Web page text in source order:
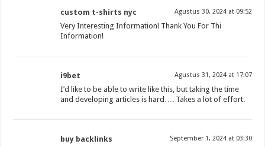
custom t-shirts nyc Agustus 30, 2024 at 09:52
Very Interesting Information! Thank You For Thi
Information!
i9bet Agustus 31, 2024 at 17:07
I’d like to be able to write like this, but taking the time
and developing articles is hard…. Takes a lot of effort.
buy backlinks September 1, 2024 at 03:30